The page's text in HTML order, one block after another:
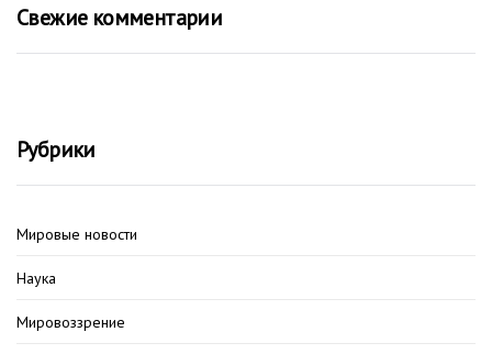
Свежие комментарии
Рубрики
Мировые новости
Наука
Мировоззрение